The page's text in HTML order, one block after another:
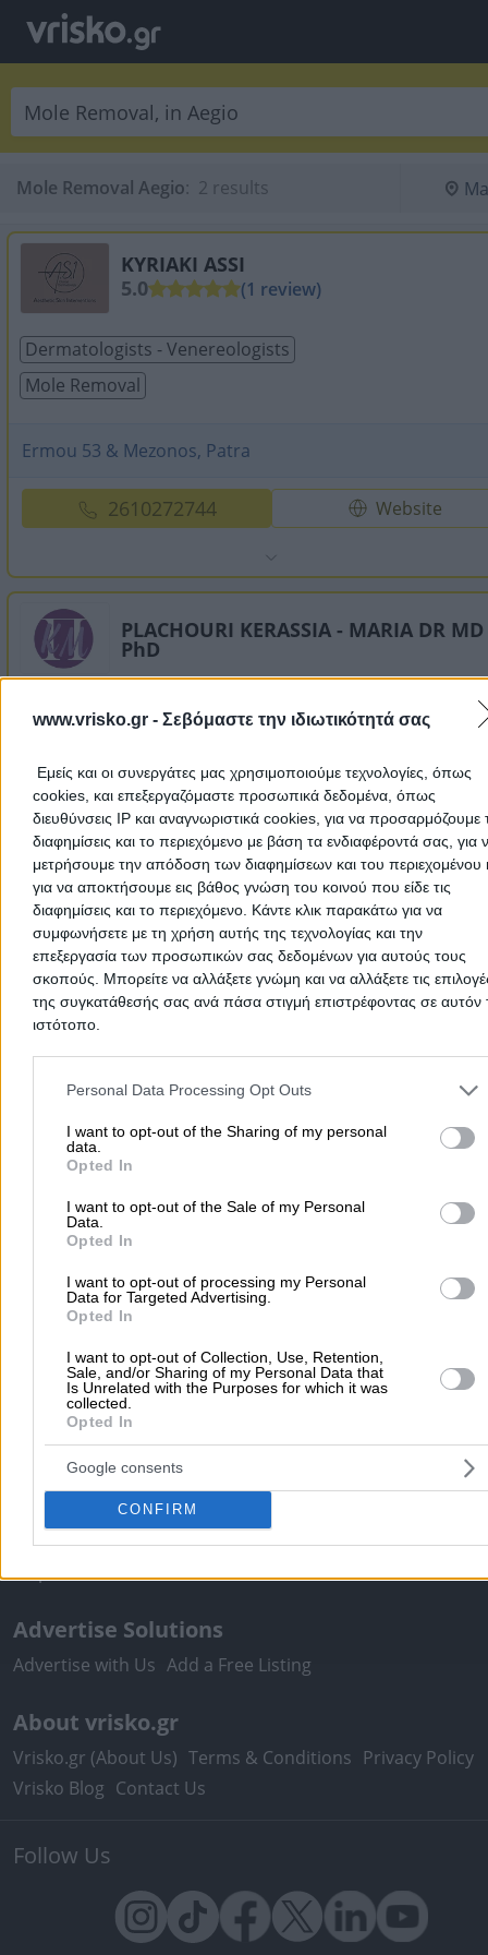
www.vrisko.gr - Σεβόμαστε την ιδιωτικότητά σας
Εμείς και οι συνεργάτες μας χρησιμοποιούμε τεχνολογίες, όπως
cookies, και επεξεργαζόμαστε προσωπικά δεδομένα, όπως
διευθύνσεις IP και αναγνωριστικά cookies, για να προσαρμόζουμε
διαφημίσεις και το περιεχόμενο με βάση τα ενδιαφέροντά σας, για
μετρήσουμε την απόδοση των διαφημίσεων και του περιεχομένου
για να αποκτήσουμε εις βάθος γνώση του κοινού που είδε τις
διαφημίσεις και το περιεχόμενο. Κάντε κλικ παρακάτω για να
συμφωνήσετε με τη χρήση αυτής της τεχνολογίας και την
επεξεργασία των προσωπικών σας δεδομένων για αυτούς τους
σκοπούς. Μπορείτε να αλλάξετε γνώμη και να αλλάξετε τις
της συγκατάθεσής σας ανά πάσα στιγμή επιστρέφοντας σε αυτόν
ιστότοπο.
Please note that this website/app uses one or more Google
and may gather and store information including but not limited to
to Google and its third-party tags to use your data for below
purposes in below Google consent section.
Personal Data Processing Opt Outs
I want to opt-out of the Sharing of my personal
data.
Opted In
I want to opt-out of the Sale of my Personal
Data.
Opted In
I want to opt-out of processing my Personal
Data for Targeted Advertising.
Opted In
I want to opt-out of Collection, Use, Retention,
Sale, and/or Sharing of my Personal Data that
Is Unrelated with the Purposes for which it was
collected.
Opted In
Google consents
CONFIRM
Mole Removal Aegio: 2 results
KYRIAKI ASSI
5.0
(1 review)
Dermatologists - Venereologists
Mole Removal
Ermou 53 & Mezonos, Patra
2610272744 Website
PLACHOURI KERASSIA - MARIA DR MD
PhD
Dermatologists - Venereologists
Votsi Dimitriou 42, Patra
2610622533 Email
In this section you can findMole RemovalinAegio. You can use
map to find the exact location of the business and get directions
wherever you are.
Prefecture of ACHAIAS Aegio
Popular Searches
Moving Services
Dentists Car Garages Plumbers & Plumbing Services
more >>
Local Search
Peristeri Kavala Tripoli Kallithea Serres Rhodes
more >>
Useful
Pharmacy Duties Hospital Duties
Tax Identification Number Ferry Routes Theatre
Maps
Advertise Solutions
Advertise with Us Add a Free Listing
About vrisko.gr
Vrisko.gr (About Us) Terms & Conditions Privacy Policy
Vrisko Blog Contact Us
Follow Us